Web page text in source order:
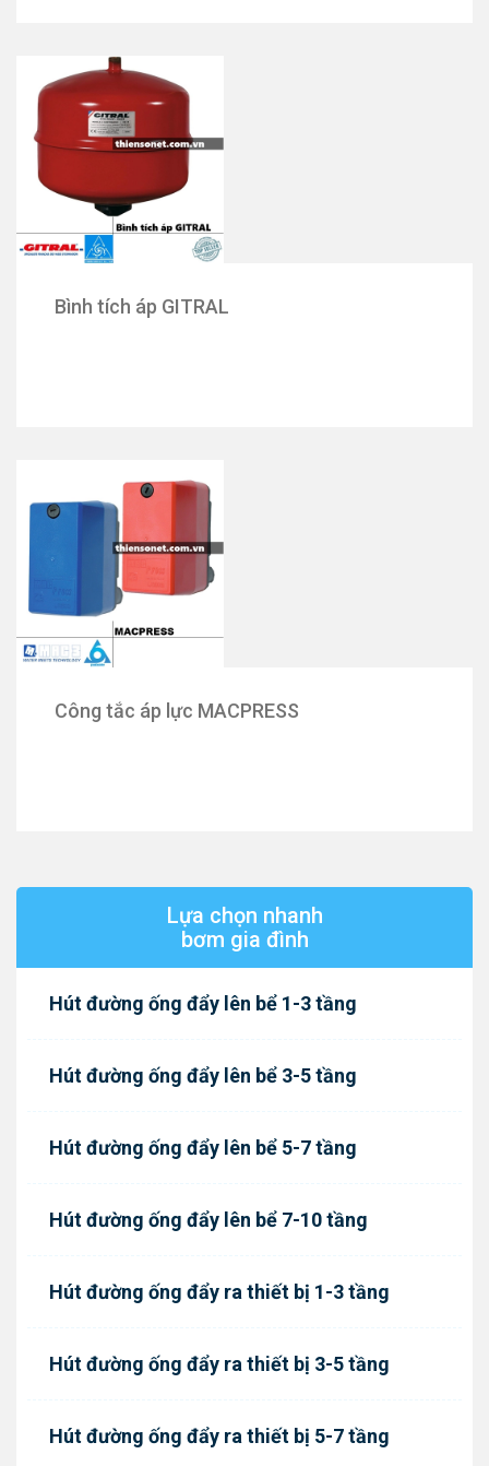
Bình tích áp GITRAL
Công tắc áp lực MACPRESS
Lựa chọn nhanh
bơm gia đình
Hút đường ống đẩy lên bể 1-3 tầng
Hút đường ống đẩy lên bể 3-5 tầng
Hút đường ống đẩy lên bể 5-7 tầng
Hút đường ống đẩy lên bể 7-10 tầng
Hút đường ống đẩy ra thiết bị 1-3 tầng
Hút đường ống đẩy ra thiết bị 3-5 tầng
Hút đường ống đẩy ra thiết bị 5-7 tầng